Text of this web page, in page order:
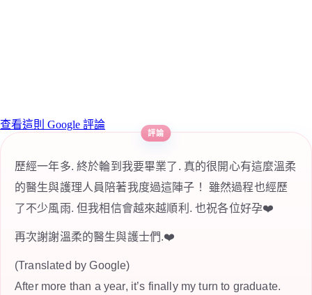
查看這則 Google 評論
歷經一年多. 終於輪到我要畢業了. 真的很開心有這麼溫柔
的醫生與護理人員陪著我度過這陣子！ 雖然過程也經歷
了不少風雨. 但我相信會越來越順利. 也祝各位好孕❤️
再次謝謝溫柔的醫生與護士們.❤️
(Translated by Google)
After more than a year, it’s finally my turn to graduate.